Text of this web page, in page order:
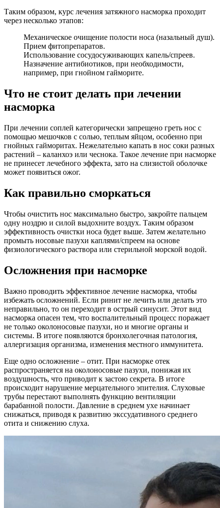
Таким образом, курс лечения затяжного насморка проходит
через несколько этапов:
Механическое очищение полости носа (назальный душ).
Прием фитопрепаратов.
Использование сосудосуживающих капель/спреев.
Назначение антибиотиков, при необходимости,
например, при гнойном гайморите.
Что не стоит делать при лечении
насморка
При лечении соплей категорически запрещено греть нос с
помощью мешочков с солью, теплым яйцом, особенно при
гнойных гайморитах. Нежелательно капать в нос соки разных
растений – каланхоэ или чеснока. Такое лечение при насморке
не принесет лечебного эффекта, зато на слизистой оболочке
может появиться ожог.
Как правильно сморкаться
Чтобы очистить нос максимально быстро, закройте пальцем
одну ноздрю и силой выдохните воздух. Таким образом
эффективность очистки носа будет выше. Затем желательно
промыть носовые пазухи каплями/спреем на основе
физиологического раствора или стерильной морской водой.
Осложнения при насморке
Важно проводить эффективное лечение насморка, чтобы
избежать осложнений. Если ринит не лечить или делать это
неправильно, то он переходит в острый синусит. Этот вид
насморка опасен тем, что воспалительный процесс поражает
не только околоносовые пазухи, но и многие органы и
системы. В итоге появляются бронхолегочная патология,
аллергизация организма, изменения местного иммунитета.
Еще одно осложнение – отит. При насморке отек
распространяется на околоносовые пазухи, понижая их
воздушность, что приводит к застою секрета. В итоге
происходит нарушение мерцательного эпителия. Слуховые
трубы перестают выполнять функцию вентиляции
барабанной полости. Давление в среднем ухе начинает
снижаться, приводя к развитию экссудативного среднего
отита и снижению слуха.